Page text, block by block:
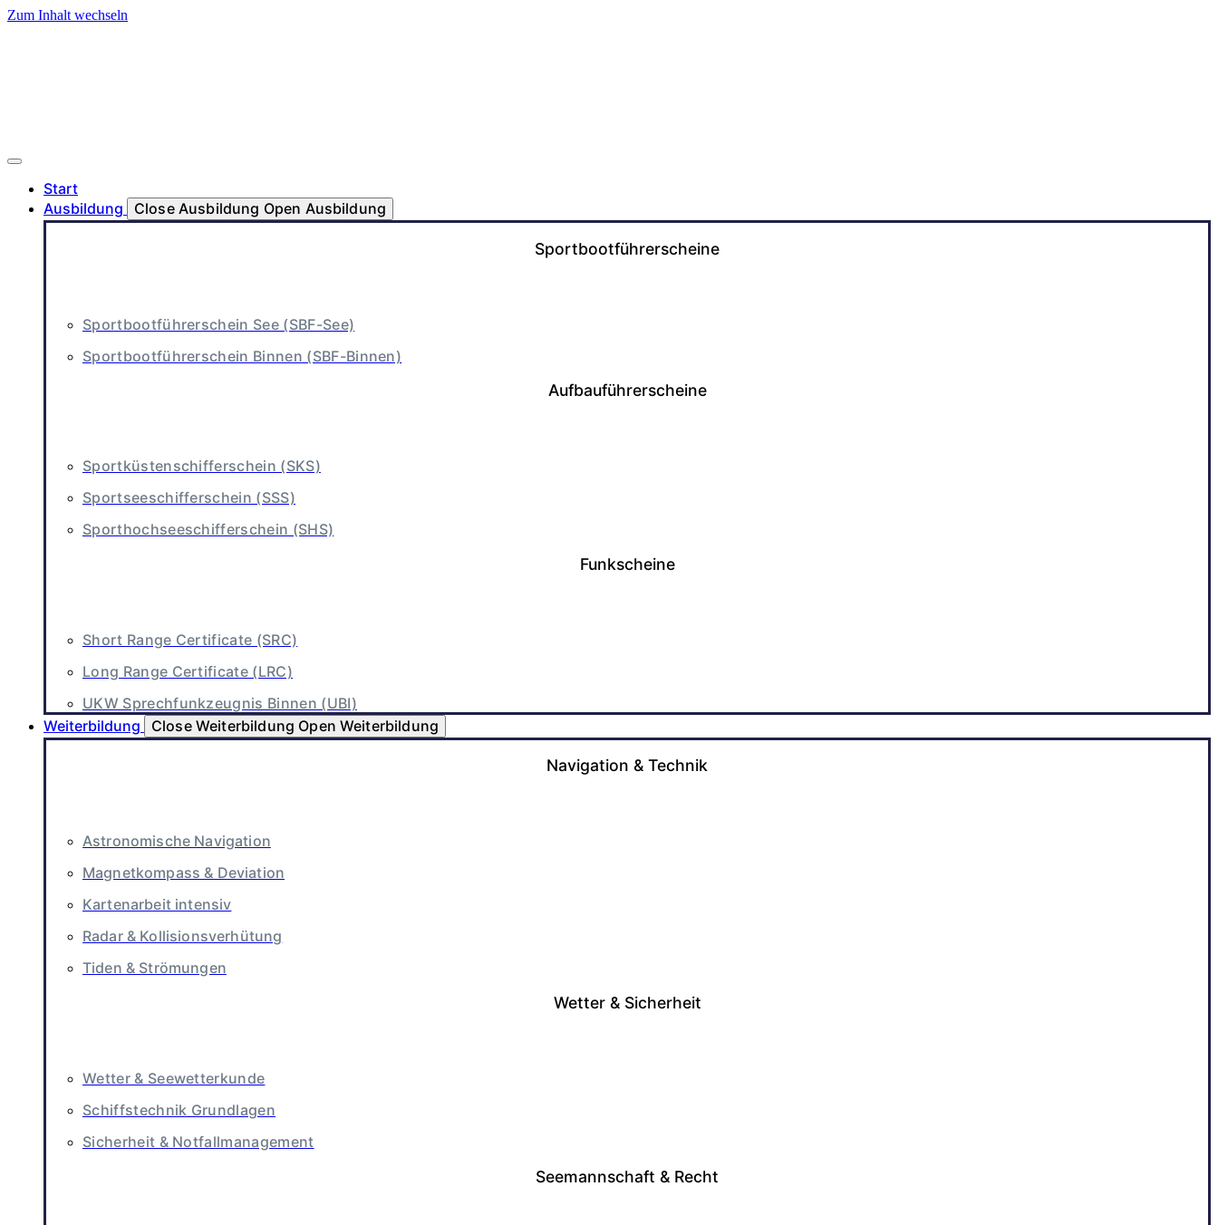
Zum Inhalt wechseln
Start
Ausbildung
Close Ausbildung Open Ausbildung
Sportbootführerscheine
Sportbootführerschein See (SBF-See)
Sportbootführerschein Binnen (SBF-Binnen)
Aufbauführerscheine
Sportküstenschifferschein (SKS)
Sportseeschifferschein (SSS)
Sporthochseeschifferschein (SHS)
Funkscheine
Short Range Certificate (SRC)
Long Range Certificate (LRC)
UKW Sprechfunkzeugnis Binnen (UBI)
Weiterbildung
Close Weiterbildung Open Weiterbildung
Navigation & Technik
Astronomische Navigation
Magnetkompass & Deviation
Kartenarbeit intensiv
Radar & Kollisionsverhütung
Tiden & Strömungen
Wetter & Sicherheit
Wetter & Seewetterkunde
Schiffstechnik Grundlagen
Sicherheit & Notfallmanagement
Seemannschaft & Recht